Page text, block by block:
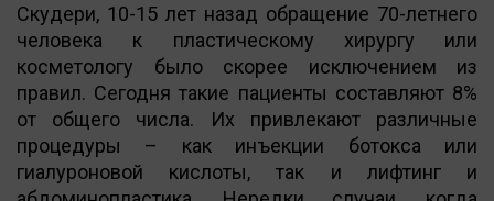
Скудери, 10-15 лет назад обращение 70-летнего
человека к пластическому хирургу или
косметологу было скорее исключением из
правил. Сегодня такие пациенты составляют 8%
от общего числа. Их привлекают различные
процедуры – как инъекции ботокса или
гиалуроновой кислоты, так и лифтинг и